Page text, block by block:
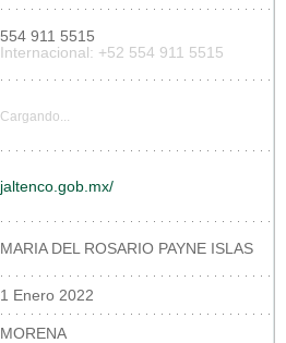
554 911 5515
Internacional: +52 554 911 5515
Cargando...
jaltenco.gob.mx/
MARIA DEL ROSARIO PAYNE ISLAS
1 Enero 2022
MORENA